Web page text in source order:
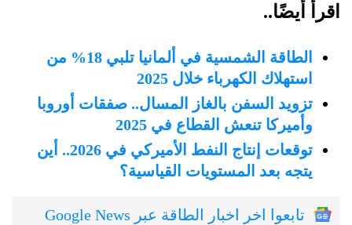
اقرأ أيضًا..
الطاقة الشمسية في ألمانيا تلبي 18% من
استهلاك الكهرباء خلال 2025
تزويد السفن بالغاز المسال.. صفقات أوروبا
وأميركا تنعش القطاع في 2025
توقعات إنتاج النفط الأميركي في 2026.. أين
يتجه بعد المستويات القياسية؟
تابعوا اخر اخبار الطاقة عبر Google News